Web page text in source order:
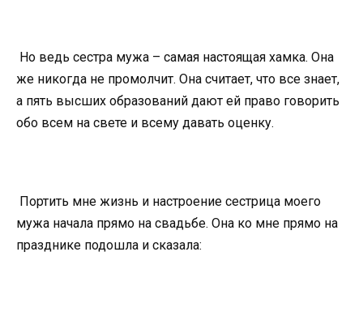
Но ведь сестра мужа – самая настоящая хамка. Она
же никогда не промолчит. Она считает, что все знает,
а пять высших образований дают ей право говорить
обо всем на свете и всему давать оценку.
Портить мне жизнь и настроение сестрица моего
мужа начала прямо на свадьбе. Она ко мне прямо на
празднике подошла и сказала: